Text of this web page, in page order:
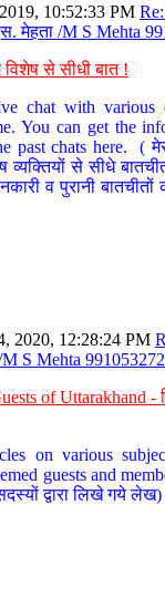
10:52:33 PM
मेहता /M S Mehta
से सीधी बात !
chat with various
You can get the
past chats here. (
व्यक्तियों से सीधे
व पुरानी
2020, 12:28:24 PM
S Mehta
of Uttarakhand -
on various
guests and
द्वारा लिखे गये लेख)